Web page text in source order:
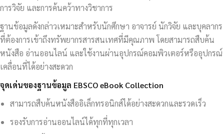
การวิจัย และการค้นคว้าทางวิชาการ
ฐานข้อมูลดังกล่าวเหมาะสำหรับนักศึกษา อาจารย์ นักวิจัย และบุคลากร
ที่ต้องการเข้าถึงทรัพยากรสารสนเทศที่มีคุณภาพ โดยสามารถสืบค้น
หนังสือ อ่านออนไลน์ และใช้งานผ่านอุปกรณ์คอมพิวเตอร์หรืออุปกรณ์
เคลื่อนที่ได้อย่างสะดวก
จุดเด่นของฐานข้อมูล EBSCO eBook Collection
สามารถสืบค้นหนังสืออิเล็กทรอนิกส์ได้อย่างสะดวกและรวดเร็ว
รองรับการอ่านออนไลน์ได้ทุกที่ทุกเวลา